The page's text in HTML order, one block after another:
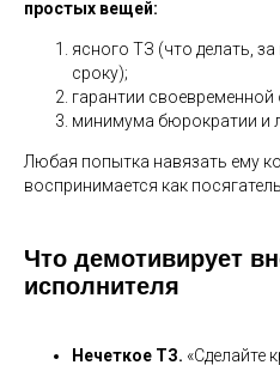
простых вещей:
ясного ТЗ (что делать,
сроку);
гарантии своевременной
минимума бюрократии и
Любая попытка навязать ему
воспринимается как
Что демотивирует
исполнителя
Нечеткое ТЗ. «Сделайте